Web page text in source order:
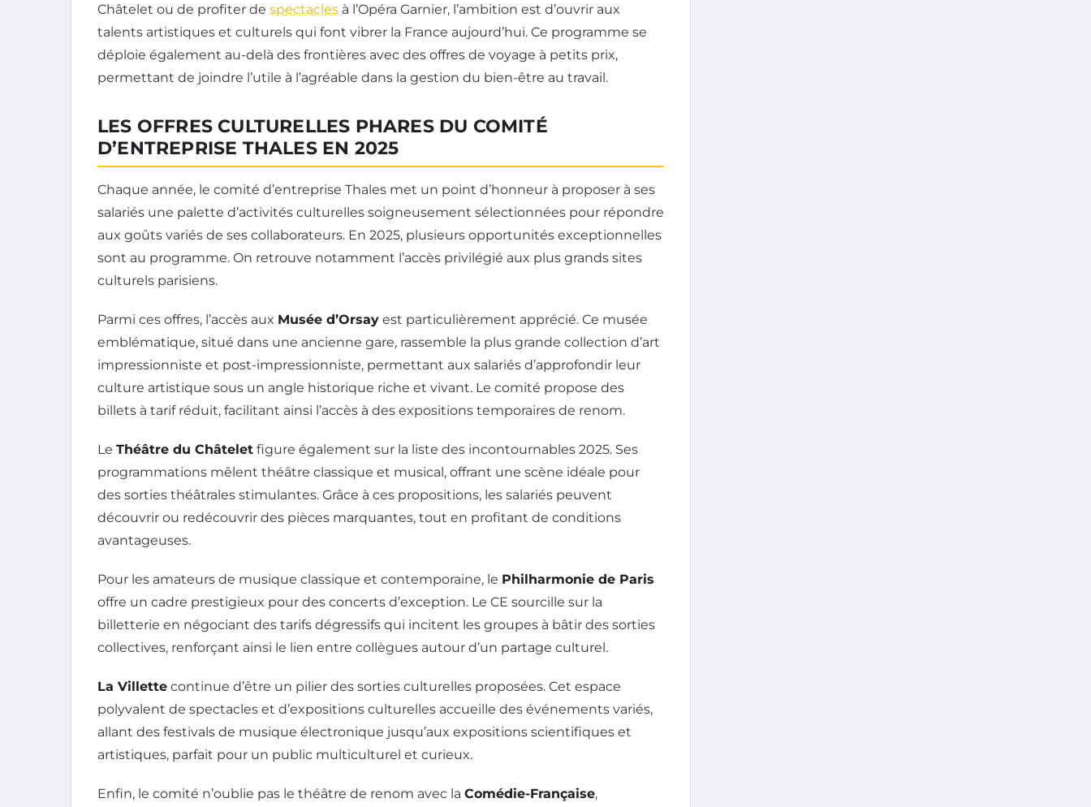
Châtelet ou de profiter de spectacles à l’Opéra Garnier, l’ambition est d’ouvrir aux
talents artistiques et culturels qui font vibrer la France aujourd’hui. Ce programme se
déploie également au-delà des frontières avec des offres de voyage à petits prix,
permettant de joindre l’utile à l’agréable dans la gestion du bien-être au travail.
LES OFFRES CULTURELLES PHARES DU COMITÉ
D’ENTREPRISE THALES EN 2025
Chaque année, le comité d’entreprise Thales met un point d’honneur à proposer à ses
salariés une palette d’activités culturelles soigneusement sélectionnées pour répondre
aux goûts variés de ses collaborateurs. En 2025, plusieurs opportunités exceptionnelles
sont au programme. On retrouve notamment l’accès privilégié aux plus grands sites
culturels parisiens.
Parmi ces offres, l’accès aux Musée d’Orsay est particulièrement apprécié. Ce musée
emblématique, situé dans une ancienne gare, rassemble la plus grande collection d’art
impressionniste et post-impressionniste, permettant aux salariés d’approfondir leur
culture artistique sous un angle historique riche et vivant. Le comité propose des
billets à tarif réduit, facilitant ainsi l’accès à des expositions temporaires de renom.
Le Théâtre du Châtelet figure également sur la liste des incontournables 2025. Ses
programmations mêlent théâtre classique et musical, offrant une scène idéale pour
des sorties théâtrales stimulantes. Grâce à ces propositions, les salariés peuvent
découvrir ou redécouvrir des pièces marquantes, tout en profitant de conditions
avantageuses.
Pour les amateurs de musique classique et contemporaine, le Philharmonie de Paris
offre un cadre prestigieux pour des concerts d’exception. Le CE sourcille sur la
billetterie en négociant des tarifs dégressifs qui incitent les groupes à bâtir des sorties
collectives, renforçant ainsi le lien entre collègues autour d’un partage culturel.
La Villette continue d’être un pilier des sorties culturelles proposées. Cet espace
polyvalent de spectacles et d’expositions culturelles accueille des événements variés,
allant des festivals de musique électronique jusqu’aux expositions scientifiques et
artistiques, parfait pour un public multiculturel et curieux.
Enfin, le comité n’oublie pas le théâtre de renom avec la Comédie-Française,